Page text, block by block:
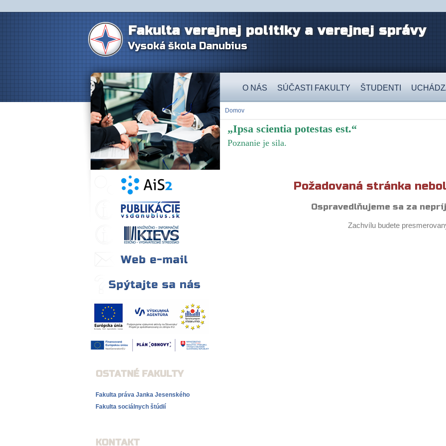
Fakulta verejnej politiky a verejnej správy
Vysoká škola Danubius
O NÁS SÚČASTI FAKULTY ŠTUDENTI
Domov
„Ipsa scientia potestas est.“
Poznanie je sila.
OSTATNÉ FAKULTY
Fakulta práva Janka Jesenského
Fakulta sociálnych štúdií
KONTAKT
Požadovaná stránka
Ospravedlňujeme sa za
Zachvílu budete